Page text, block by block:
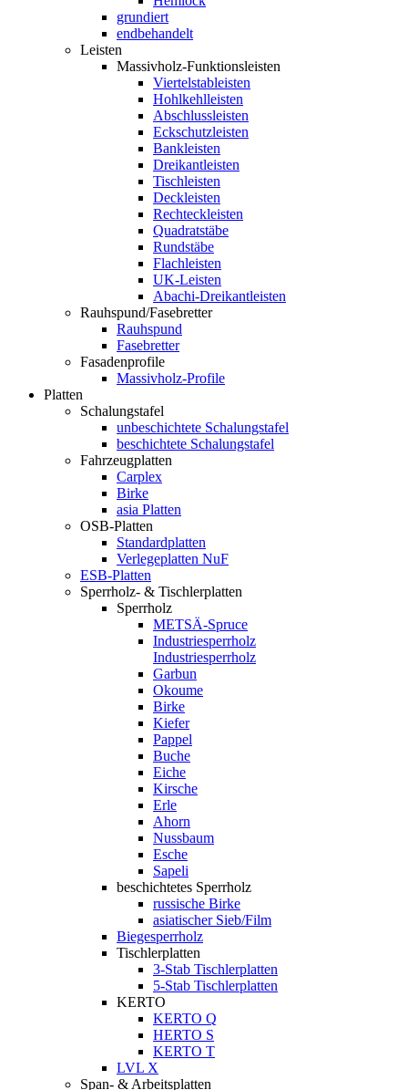
grundiert
endbehandelt
Leisten
Massivholz-Funktionsleisten
Viertelstableisten
Hohlkehlleisten
Abschlussleisten
Eckschutzleisten
Bankleisten
Dreikantleisten
Tischleisten
Deckleisten
Rechteckleisten
Quadratstäbe
Rundstäbe
Flachleisten
UK-Leisten
Abachi-Dreikantleisten
Rauhspund/Fasebretter
Rauhspund
Fasebretter
Fasadenprofile
Massivholz-Profile
Platten
Schalungstafel
unbeschichtete Schalungstafel
beschichtete Schalungstafel
Fahrzeugplatten
Carplex
Birke
asia Platten
OSB-Platten
Standardplatten
Verlegeplatten NuF
ESB-Platten
Sperrholz- & Tischlerplatten
Sperrholz
METSÄ-Spruce
Industriesperrholz
Industriesperrholz
Garbun
Okoume
Birke
Kiefer
Pappel
Buche
Eiche
Kirsche
Erle
Ahorn
Nussbaum
Esche
Sapeli
beschichtetes Sperrholz
russische Birke
asiatischer Sieb/Film
Biegesperrholz
Tischlerplatten
3-Stab Tischlerplatten
5-Stab Tischlerplatten
KERTO
KERTO Q
HERTO S
KERTO T
LVL X
Span- & Arbeitsplatten